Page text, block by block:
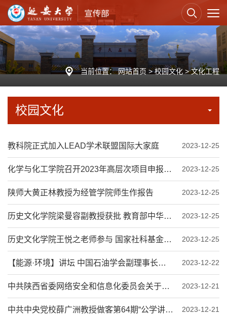
当前位置：网站首页 >校园文化 >文化工程
校园文化
教科院正式加入LEAD学术联盟国际大家庭 2023-12-25
化学与化工学院召开2023年高层次项目申报论坛 2023-12-25
陕师大黄正林教授为经管学院师生作报告 2023-12-25
历史文化学院梁曼容副教授获批 教育部中华优秀传统文化专项课题（A类）重点项目 2023-12-25
历史文化学院王悦之老师参与 国家社科基金中国历史研究院重大历史问题研究专项 2023-12-25
【能源·环境】讲坛 中国石油学会副理事长徐凤银教授为我校师生作学术报告 2023-12-22
中共陕西省委网络安全和信息化委员会关于征集项目对接和招商需求的通知 2023-12-21
中共中央党校薛广洲教授做客第64期“公学讲坛” 2023-12-21